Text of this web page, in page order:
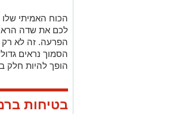
הכוח האמיתי
לכם את שדה
הפרעה. זה לא
הסמוך נראים
הופך להיות חלק
בטיחות